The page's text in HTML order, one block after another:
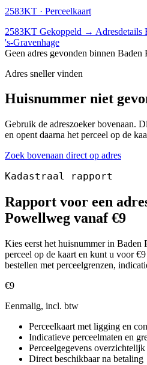
2583KT · Perceelkaart
2583KT Gekoppeld → Adresdetails
's-Gravenhage
Geen adres gevonden binnen
Adres sneller vinden
Huisnummer niet
Gebruik de adreszoeker bovenaan.
en opent daarna het perceel op de
Zoek bovenaan direct op adres
Kadastraal rapport
Rapport voor een
Powellweg vanaf €9
Kies eerst het huisnummer in Baden
perceel op de kaart en kunt u voor
bestellen met perceelgrenzen,
€9
Eenmalig, incl. btw
Perceelkaart met ligging en
Indicatieve perceelmaten en
Perceelgegevens
Direct beschikbaar na betaling